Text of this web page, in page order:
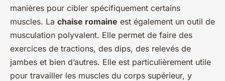
manières pour cibler spécifiquement certains
muscles. La chaise romaine est également un outil de
musculation polyvalent. Elle permet de faire des
exercices de tractions, des dips, des relevés de
jambes et bien d’autres. Elle est particulièrement utile
pour travailler les muscles du corps supérieur, y